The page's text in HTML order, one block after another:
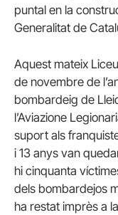
puntal en la
Generalitat de
Aquest mateix
de novembre de
bombardeig de
l’Aviazione
suport als
i 13 anys van
hi cinquanta
dels bombardejos
ha restat imprès a